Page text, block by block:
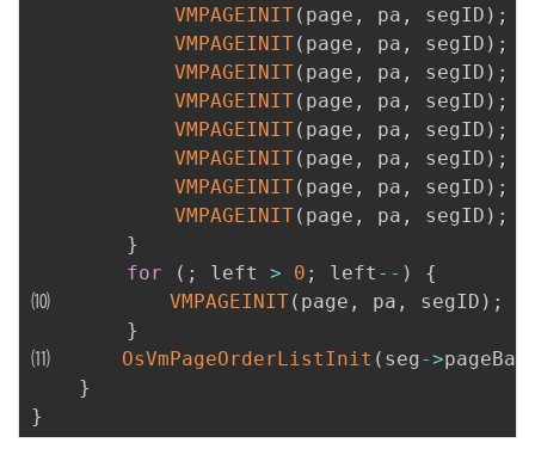
VMPAGEINIT( page , pa , segID ) ;
VMPAGEINIT( page , pa , segID ) ;
VMPAGEINIT( page , pa , segID ) ;
VMPAGEINIT( page , pa , segID ) ;
VMPAGEINIT( page , pa , segID ) ;
VMPAGEINIT( page , pa , segID ) ;
VMPAGEINIT( page , pa , segID ) ;
VMPAGEINIT( page , pa , segID ) ;
}
for
( ; left > 0 ; left -- )
{
⑽ VMPAGEINIT( page , pa , segID ) ;
}
⑾ OsVmPageOrderListInit ( seg ->
}
}